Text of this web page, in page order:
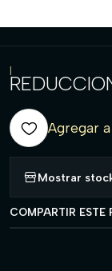
|
Agregar
Mostrar
COMPARTIR ESTE